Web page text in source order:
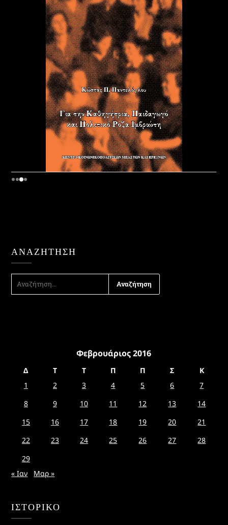
ΑΝΑΖΉΤΗΣΗ
ΑΝΑΖΉΤΗΣΗ
Φεβρουάριος 2016
Δ Τ Τ Π Π Σ
Κ
1
2 3 4 5 6
7
8
9 10 11 12 13
14
15
16 17 18 19 20
21
22
23 24 25 26 27
28
29
« Ιαν
Μαρ »
ΙΣΤΟΡΙΚΌ